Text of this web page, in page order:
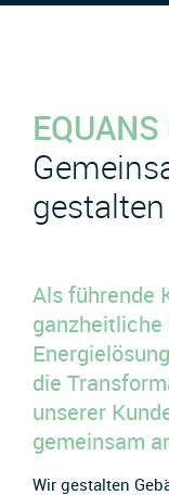
gestalten
Als führende
ganzheitliche
die
unserer
gemeinsam
Wir gestalten